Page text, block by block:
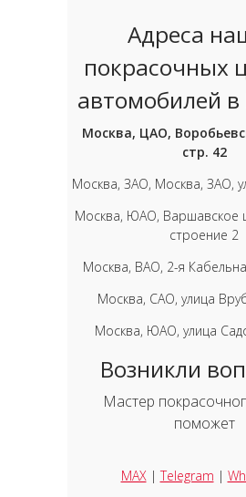
Адреса
покрасочных
автомобилей
Москва, ЦАО,
стр. 42
Москва, ЗАО, Москва, ЗАО,
Москва, ЮАО, Варшавское
строение 2
Москва, ВАО, 2-я
Москва, САО, улица
Москва, ЮАО, улица
Возникли
Мастер
поможет
MAX|Telegram |